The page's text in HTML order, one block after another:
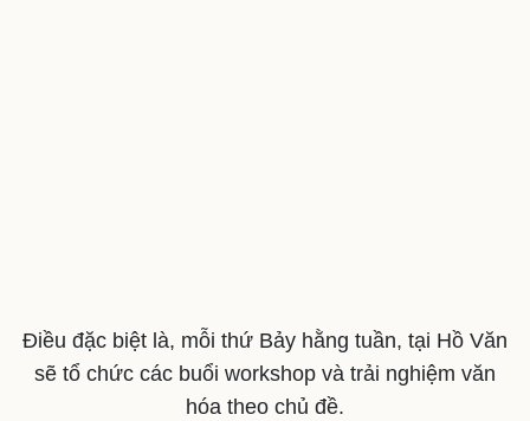
Tư vấn
Săn Tour
check-in
Câu chuyện thời sự
Đọc truyện đêm khuya
Cửa sổ tình yêu
Kể chuyện cho bé
Điều đặc biệt là, mỗi thứ Bảy hằng tuần, tại Hồ Văn
sẽ tổ chức các buổi workshop và trải nghiệm văn
hóa theo chủ đề.